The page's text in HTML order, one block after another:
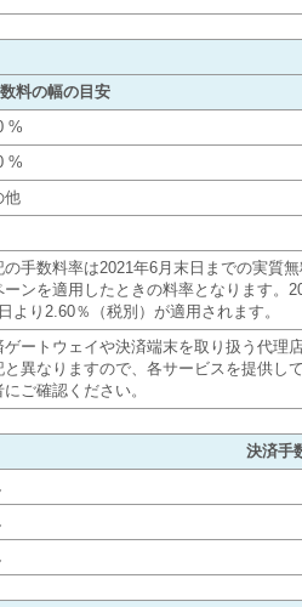
料の幅の目安
%
%
他
の手数料率は2021年6月末日までの実質無
ーンを適用したときの料率となります。
より2.60％（税別）が適用されます。
ゲートウェイや決済端末を取り扱う代理
と異なりますので、各サービスを提供し
ご確認ください。
決済手